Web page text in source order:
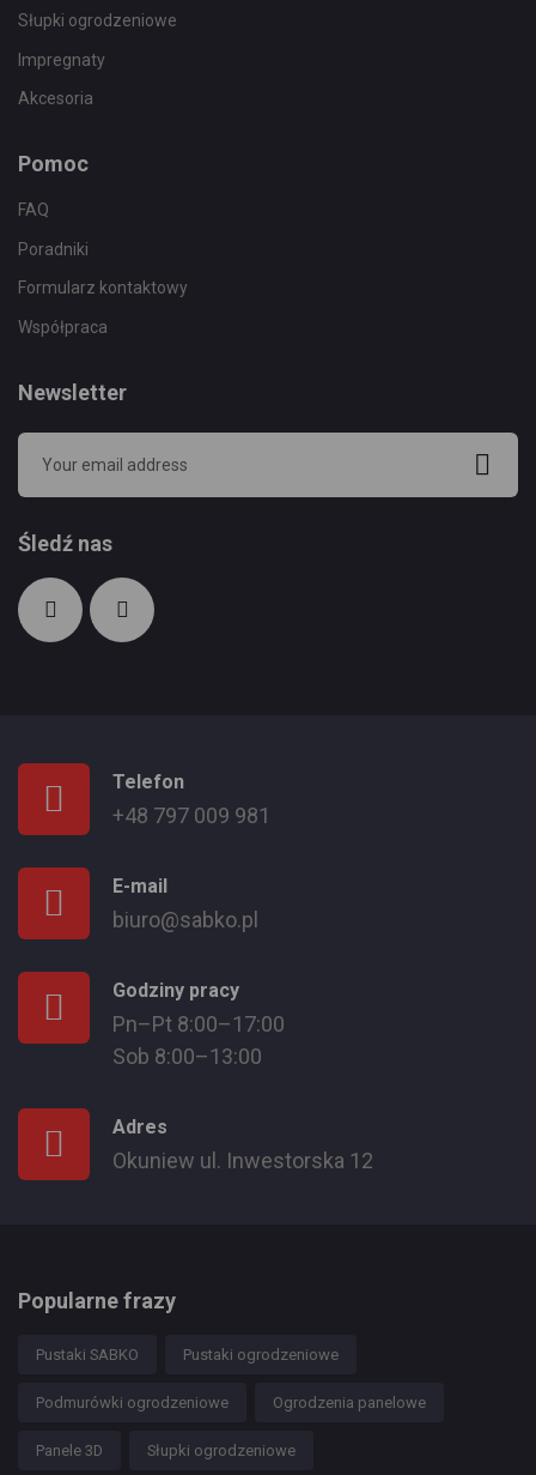
Słupki ogrodzeniowe
Impregnaty
Akcesoria
Pomoc
FAQ
Poradniki
Formularz kontaktowy
Współpraca
Newsletter
Śledź nas
Telefon
+48 797 009 981
E-mail
biuro@sabko.pl
Godziny pracy
Pn–Pt 8:00–17:00
Sob 8:00–13:00
Adres
Okuniew ul. Inwestorska 12
Popularne frazy
Pustaki SABKO Pustaki ogrodzeniowe
Podmurówki ogrodzeniowe Ogrodzenia panelowe
Panele 3D Słupki ogrodzeniowe